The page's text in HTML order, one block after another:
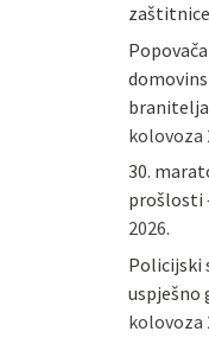
zaštitnice
branitelja
kolovoza
30.
prošlosti
2026.
Policijski
uspješno
kolovoza